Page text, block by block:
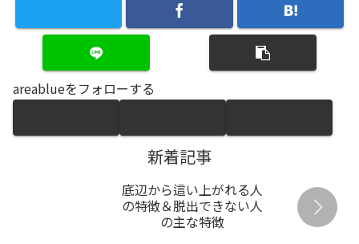
areablueをフォローする
新着記事
底辺から這い上がれる人
の特徴＆脱出できない人
の主な特徴